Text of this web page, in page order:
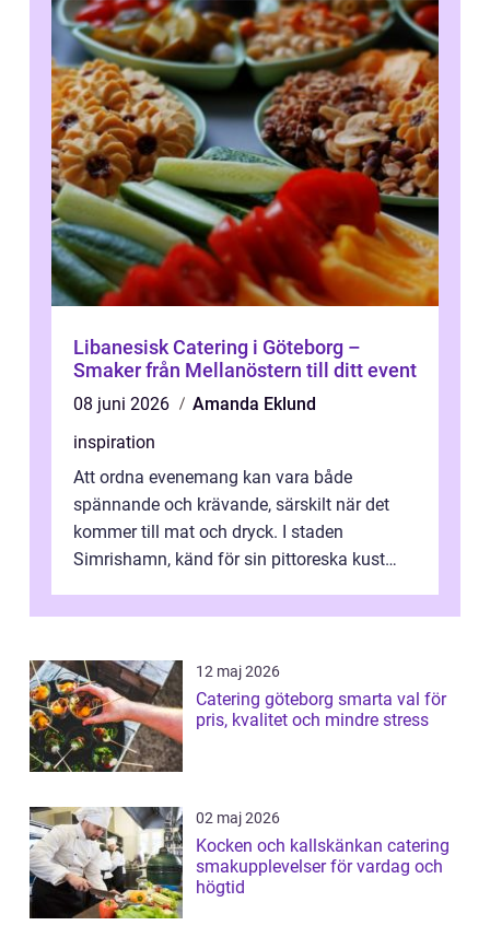
Libanesisk Catering i Göteborg –
Smaker från Mellanöstern till ditt event
08 juni 2026
Amanda Eklund
inspiration
Att ordna evenemang kan vara både
spännande och krävande, särskilt när det
kommer till mat och dryck. I staden
Simrishamn, känd för sin pittoreska kust
12 maj 2026
Catering göteborg smarta val för
pris, kvalitet och mindre stress
02 maj 2026
Kocken och kallskänkan catering
smakupplevelser för vardag och
högtid